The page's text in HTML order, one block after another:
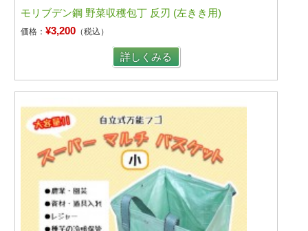
モリブデン鋼 野菜収穫包丁 反刃 (左きき用)
価格：¥3,200 （税込）
詳しくみる